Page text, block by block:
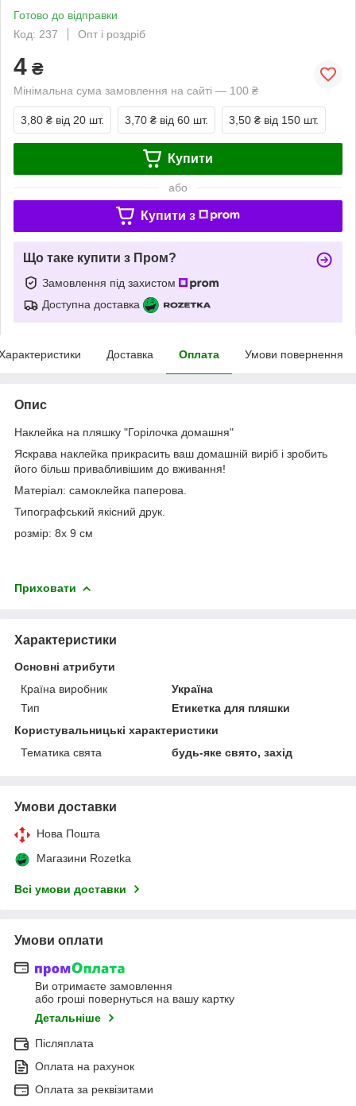
Готово до відправки
Код: 237
Опт і роздріб
4 ₴
Мінімальна сума замовлення на сайті — 100 ₴
3,80 ₴ від 20 шт. 3,70 ₴ від 60 шт. 3,50 ₴ від 150 шт.
Купити
або
Купити з
Що таке купити з Пром?
Замовлення під захистом
Доступна доставка
Доставка Оплата Умови повернення
Опис
Наклейка на пляшку "Горілочка домашня"
Яскрава наклейка прикрасить ваш домашній виріб і зробить
його більш привабливішим до вживання!
Матеріал: самоклейка паперова.
Типографський якісний друк.
розмір: 8х 9 см
Приховати
Характеристики
Основні атрибути
Країна виробник
Україна
Тип
Етикетка для пляшки
Користувальницькі характеристики
Тематика свята
будь-яке свято, захід
Умови доставки
Нова Пошта
Магазини Rozetka
Всі умови доставки
Умови оплати
Ви отримаєте замовлення
або гроші повернуться на вашу картку
Детальніше
Післяплата
Оплата на рахунок
Оплата за реквізитами